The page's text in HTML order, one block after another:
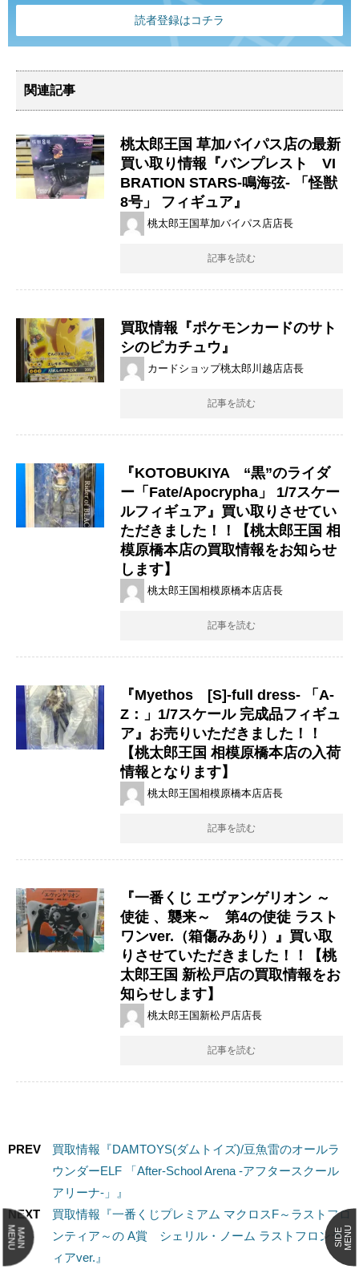
読者登録はコチラ
関連記事
桃太郎王国 草加バイパス店の最新
買い取り情報『バンプレスト VI
BRATION ​STARS-鳴海弦- ​「怪獣
8号」 フィギュア』
桃太郎王国草加バイパス店店長
記事を読む
買取情報『ポケモンカードのサト
シのピカチュウ』
カードショップ桃太郎川越店店長
記事を読む
『​KOTOBUKIYA “黒”のライダ
ー「Fate/Apocrypha」 1/7スケー
ルフィギュア』買い取りさせてい
ただきました！！【桃太郎王国 相
模原橋本店の買取情報をお知らせ
します】
桃太郎王国相模原橋本店店長
記事を読む
『Myethos [S]-full dress- 「A-
Z：」1/7スケール 完成品フィギュ
ア』お売りいただきました！！
【桃太郎王国 相模原橋本店の入荷
情報となります】
桃太郎王国相模原橋本店店長
記事を読む
『一番くじ ​エヴァンゲリオン ​～
使徒 ​、襲来～ 第4の使徒 ​ラスト
ワンver.（箱傷みあり）』買い取
りさせていただきました！！【桃
太郎王国 新松戸店の買取情報をお
知らせします】
桃太郎王国新松戸店店長
記事を読む
PREV
買取情報『DAMTOYS(ダムトイズ)/豆魚雷のオールラ
ウンダーELF ​「After-School ​Arena ​-アフタースクール ​
アリーナ-」』
NEXT
買取情報『一番くじプレミアム ​マクロスF～ラストフロ
ンティア～の ​A賞 シェリル・ノーム ​ラストフロンテ
ィアver.』
MAIN
MENU SIDEMENU